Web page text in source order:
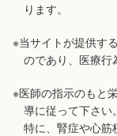
ります。
※当サイトが提供す
のであり、医療行
※医師の指示のもと
導に従って下さい。
特に、腎症や心筋